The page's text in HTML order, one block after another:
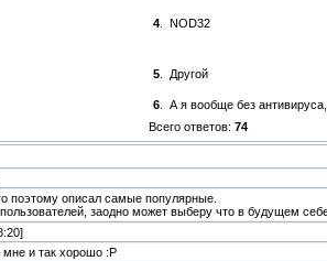
4 NOD32
5 Другой
6
А я вообще без
Всего ответов: 74
поэтому описал самые популярные.
заодно может выберу что в будущем
мне и так хорошо :Р